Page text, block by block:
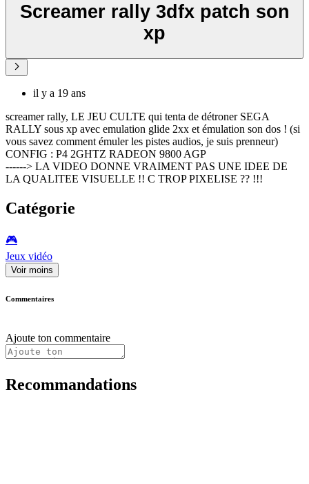
Screamer rally 3dfx patch son
xp
il y a 19 ans
screamer rally, LE JEU CULTE qui tenta de détroner SEGA
RALLY sous xp avec emulation glide 2xx et émulation son dos ! (si
vous savez comment émuler les pistes audios, je suis prenneur)
CONFIG : P4 2GHTZ RADEON 9800 AGP
------> LA VIDEO DONNE VRAIMENT PAS UNE IDEE DE
LA QUALITEE VISUELLE !! C TROP PIXELISE ?? !!!
Catégorie
🎮️
Jeux vidéo
Voir moins
Commentaires
Ajoute ton commentaire
Recommandations